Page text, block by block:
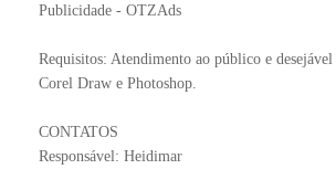
Publicidade - OTZAds
Requisitos: Atendimento ao público e
Corel Draw e Photoshop.
CONTATOS
Responsável: Heidimar